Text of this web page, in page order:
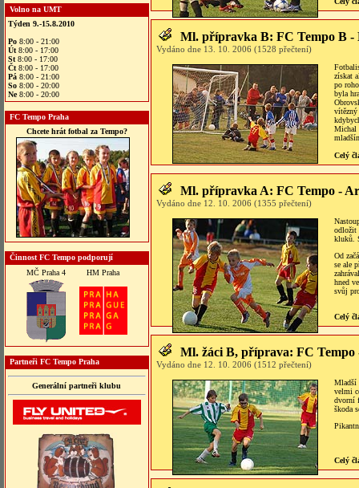
Volno na UMT
Týden 9.-15.8.2010
Po 8:00 - 21:00
Út 8:00 - 17:00
St 8:00 - 17:00
Čt 8:00 - 17:00
Pá 8:00 - 21:00
So 8:00 - 20:00
Ne8:00 - 20:00
FC Tempo Praha
Chcete hrát fotbal za Tempo?
Činnost FC Tempo podporují
MČ Praha 4
HM Praha
Partneři FC Tempo Praha
Generální partneři klubu
Ml. přípravka B: FC Tempo B -
Vydáno dne 13. 10. 2006 (1528 přečtení)
získat
po
byla
Michal
Celý
Ml. přípravka A: FC Tempo -
Vydáno dne 12. 10. 2006 (1355 přečtení)
odložit
kluků.
Od
se ale
hned
svůj
Celý
Ml. žáci B, příprava: FC Tempo
Vydáno dne 12. 10. 2006 (1512 přečtení)
Mladší
velmi
dvorní
škoda
Celý